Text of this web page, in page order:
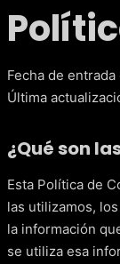
Fecha de
Última
¿Qué son
Esta Política de
las utilizamos,
la información
se utiliza esa